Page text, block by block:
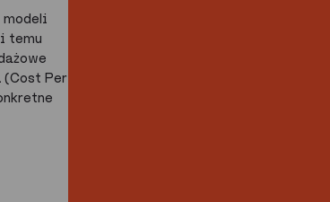
modeli
temu
(Cost Per